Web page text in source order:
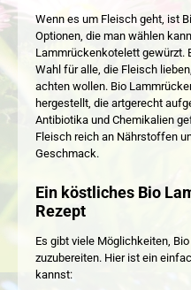
Wenn es um Fleisch geht, ist
Optionen, die man wählen
Lammrückenkotelett gewürzt.
Wahl für alle, die Fleisch
achten wollen. Bio
hergestellt, die artgerecht
Antibiotika und Chemikalien
Fleisch reich an Nährstoffen
Geschmack.
Ein köstliches Bio
Rezept
Es gibt viele Möglichkeiten,
zuzubereiten. Hier ist ein
kannst: